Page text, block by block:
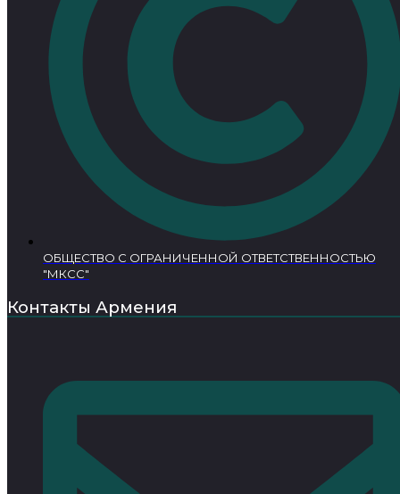
ОБЩЕСТВО С ОГРАНИЧЕННОЙ ОТВЕТСТВЕННОСТЬЮ
"МКСС"
Контакты Армения